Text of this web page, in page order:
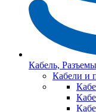
Кабель,
Кабели и